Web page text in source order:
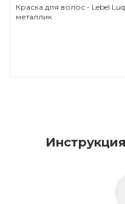
Краска для волос - Lebel
металлик